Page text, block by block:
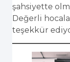
şahsiyette
Değerli
teşekkür